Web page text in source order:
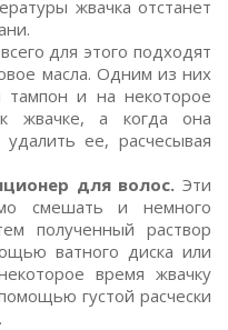
жвачка отстанет
для этого подходят
масла. Одним из них
тампон и на некоторое
жвачке, а когда она
удалить ее, расчесывая
для волос. Эти
смешать и немного
полученный раствор
ватного диска или
время жвачку
густой расчески